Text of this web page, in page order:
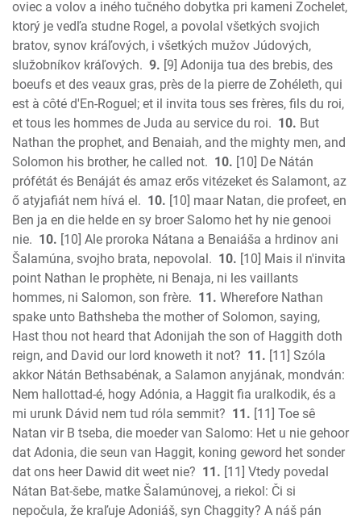
oviec a volov a iného tučného dobytka pri kameni Zochelet,
ktorý je vedľa studne Rogel, a povolal všetkých svojich
bratov, synov kráľových, i všetkých mužov Júdových,
služobníkov kráľových. 9. [9] Adonija tua des brebis, des
boeufs et des veaux gras, près de la pierre de Zohéleth, qui
est à côté d'En-Roguel; et il invita tous ses frères, fils du roi,
et tous les hommes de Juda au service du roi. 10. But
Nathan the prophet, and Benaiah, and the mighty men, and
Solomon his brother, he called not. 10. [10] De Nátán
prófétát és Benáját és amaz erős vitézeket és Salamont, az
ő atyjafiát nem hívá el. 10. [10] maar Natan, die profeet, en
Ben ja en die helde en sy broer Salomo het hy nie genooi
nie. 10. [10] Ale proroka Nátana a Benaiáša a hrdinov ani
Šalamúna, svojho brata, nepovolal. 10. [10] Mais il n'invita
point Nathan le prophète, ni Benaja, ni les vaillants
hommes, ni Salomon, son frère. 11. Wherefore Nathan
spake unto Bathsheba the mother of Solomon, saying,
Hast thou not heard that Adonijah the son of Haggith doth
reign, and David our lord knoweth it not? 11. [11] Szóla
akkor Nátán Bethsabénak, a Salamon anyjának, mondván:
Nem hallottad-é, hogy Adónia, a Haggit fia uralkodik, és a
mi urunk Dávid nem tud róla semmit? 11. [11] Toe sê
Natan vir B tseba, die moeder van Salomo: Het u nie gehoor
dat Adonia, die seun van Haggit, koning geword het sonder
dat ons heer Dawid dit weet nie? 11. [11] Vtedy povedal
Nátan Bat-šebe, matke Šalamúnovej, a riekol: Či si
nepočula, že kraľuje Adoniáš, syn Chaggity? A náš pán